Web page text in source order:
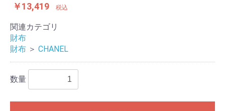
￥13,419 税込
関連カテゴリ
財布
財布 ＞ CHANEL
数量